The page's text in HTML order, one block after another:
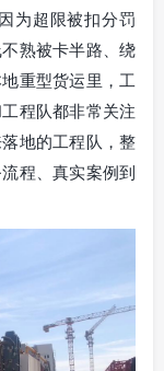
为超限被扣分罚
熟被卡半路、绕
重型货运里，工
程队都非常关注
地的工程队，整
程、真实案例到